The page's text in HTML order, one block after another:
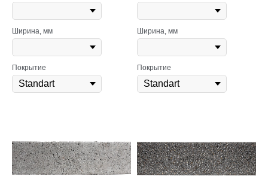
Ширина, мм
Покрытие
Ширина, мм
Покрытие